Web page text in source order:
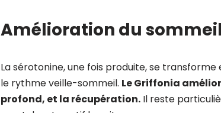
Amélioration du sommeil
La sérotonine, une fois produite, se
le rythme veille-sommeil. Le Griffonia
profond, et la récupération.Il reste